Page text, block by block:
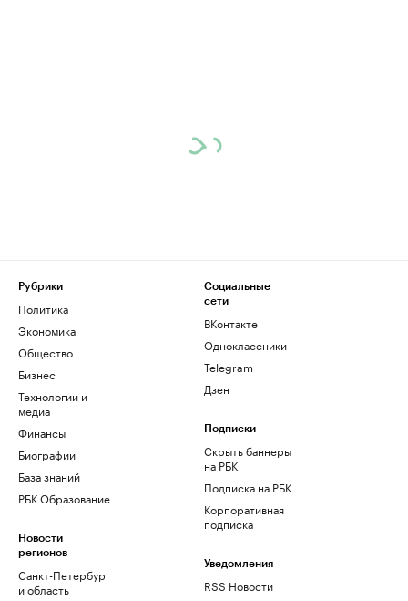
Рубрики
Политика
Экономика
Общество
Бизнес
Технологии и
медиа
Финансы
Биографии
База знаний
РБК Образование
Новости
регионов
Санкт-Петербург
и область
Социальные
сети
ВКонтакте
Одноклассники
Telegram
Дзен
Подписки
Скрыть баннеры
на РБК
Подписка на РБК
Корпоративная
подписка
Уведомления
RSS Новости